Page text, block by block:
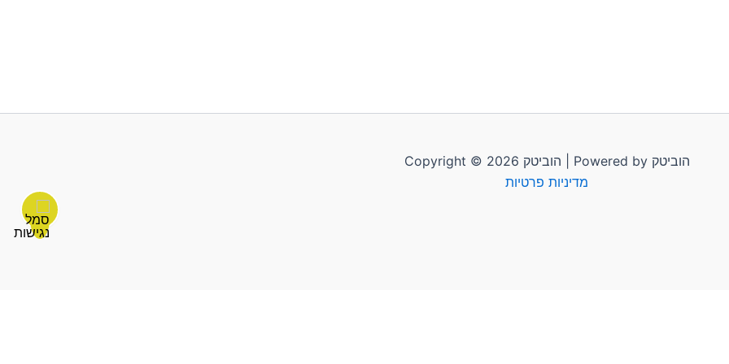
Copyright © 2026 הוביטק | Powered by הוביטק
מדיניות פרטיות